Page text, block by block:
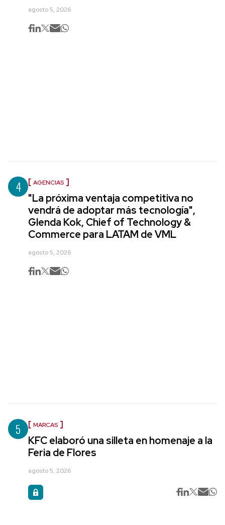
agosto 5, 2026
4 AGENCIAS
"La próxima ventaja competitiva no
vendrá de adoptar más tecnología",
Glenda Kok, Chief of Technology &
Commerce para LATAM de VML
agosto 5, 2026
5 MARCAS
KFC elaboró una silleta en homenaje a la
Feria de Flores
agosto 5, 2026